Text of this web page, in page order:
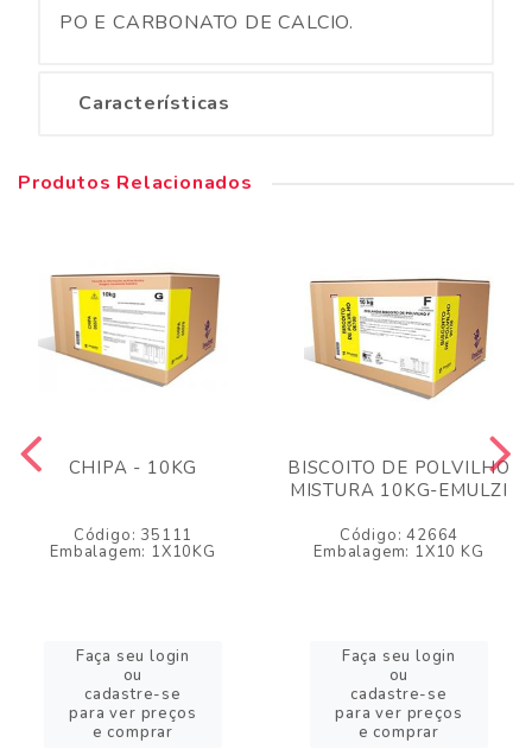
PO E CARBONATO DE CALCIO.
Características
Produtos Relacionados
CHIPA - 10KG
Código: 35111
Embalagem: 1X10KG
Faça seu login
ou
cadastre-se
para ver preços
e comprar
BISCOITO DE POLVILHO
MISTURA 10KG-EMULZI
Código: 42664
Embalagem: 1X10 KG
Faça seu login
ou
cadastre-se
para ver preços
e comprar